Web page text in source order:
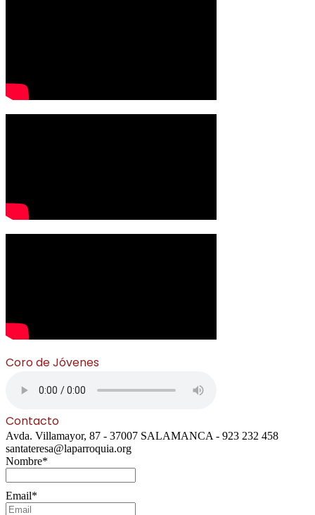
Coro de Jóvenes
Contacto
Avda. Villamayor, 87 - 37007 SALAMANCA - 923 232 458
santateresa@laparroquia.org
Nombre*
Email*